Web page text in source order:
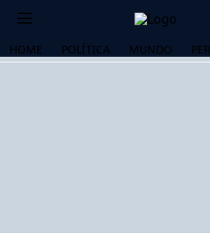
HOME POLÍTICA MUNDO